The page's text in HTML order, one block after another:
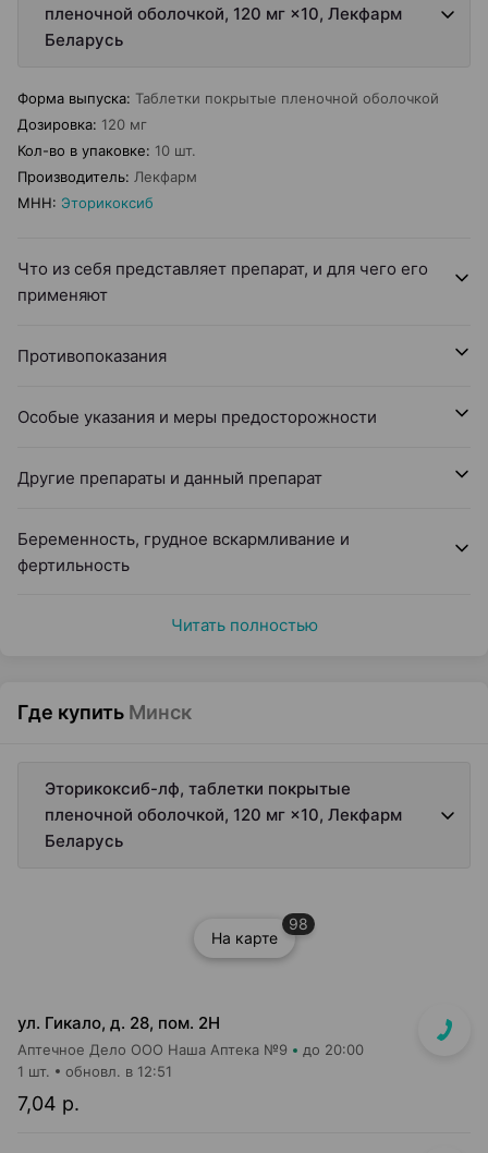
пленочной оболочкой, 120 мг ×10, Лекфарм
Беларусь
Форма выпуска: Таблетки покрытые пленочной оболочкой
Дозировка: 120 мг
Кол-во в упаковке: 10 шт.
Производитель: Лекфарм
МНН: Эторикоксиб
Что из себя представляет препарат, и для чего его
применяют
Противопоказания
Особые указания и меры предосторожности
Другие препараты и данный препарат
Беременность, грудное вскармливание и
фертильность
Читать полностью
Где купить Минск
Эторикоксиб-лф, таблетки покрытые
пленочной оболочкой, 120 мг ×10, Лекфарм
Беларусь
На карте
98
ул. Гикало, д. 28, пом. 2Н
Аптечное Дело ООО Наша Аптека №9 до 20:00
7,04 р.
1 шт. обновл. в 12:51